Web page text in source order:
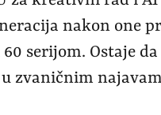
nakon one
serijom. Ostaje
zvaničnim